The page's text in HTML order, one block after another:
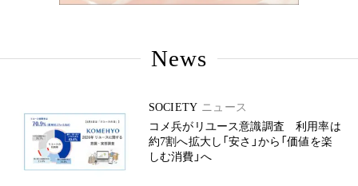
News
SOCIETY ニュース
コメ兵がリユース意識調査 利用率は
約7割へ拡大し「安さ」から「価値を楽
しむ消費」へ